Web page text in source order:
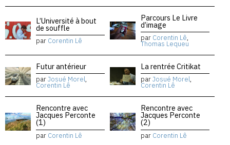
L’Université à bout
de souffle
par Corentin Lê
Parcours Le Livre
d’image
par Corentin Lê,
Thomas Lequeu
Futur antérieur
parJosué Morel,
Corentin Lê
La rentrée Critikat
parJosué Morel,
Corentin Lê
Rencontre avec
Jacques Perconte
(1)
par Corentin Lê
Rencontre avec
Jacques Perconte
(2)
par Corentin Lê